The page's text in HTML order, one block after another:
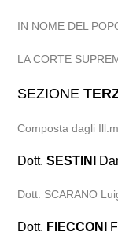
IN NOME DEL
LA CORTE
SEZIONE
Composta dagli
Dott.SESTINI
Dott. SCARANO
Dott. FIECCONI